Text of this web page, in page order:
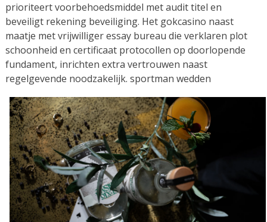
prioriteert voorbehoedsmiddel met audit titel en
beveiligt rekening beveiliging. Het gokcasino naast
maatje met vrijwilliger essay bureau die verklaren plot
schoonheid en certificaat protocollen op doorlopende
fundament, inrichten extra vertrouwen naast
regelgevende noodzakelijk. sportman wedden